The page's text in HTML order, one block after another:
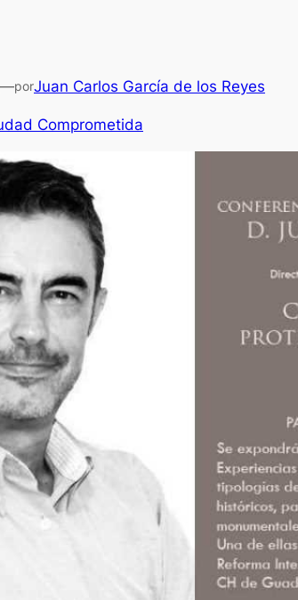
—porJuan Carlos García de los Reyes
Comprometida